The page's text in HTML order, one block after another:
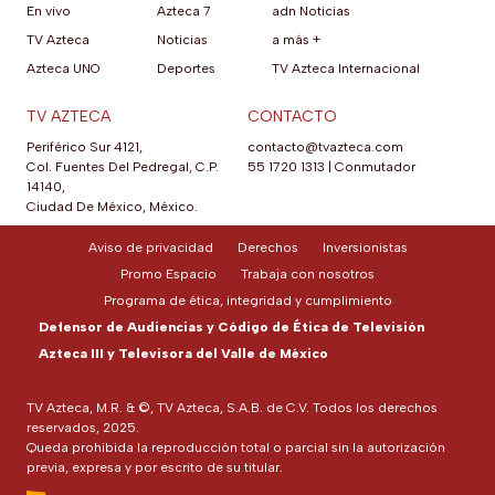
En vivo
TV Azteca
Azteca UNO
Azteca 7
Noticias
Deportes
adn Noticias
a más +
TV Azteca Internacional
TV AZTECA
Periférico Sur 4121,
Col. Fuentes Del Pedregal, C.P.
14140,
Ciudad De México, México.
CONTACTO
contacto@tvazteca.com
55 1720 1313
Conmutador
TV Azteca, M.R. & ©, TV Azteca, S.A.B. de C.V. Todos los derechos
reservados, 2025.
Queda prohibida la reproducción total o parcial sin la autorización
previa, expresa y por escrito de su titular.
Aviso de privacidad Derechos
Inversionistas
Promo Espacio
Trabaja con nosotros
Programa de ética, integridad y cumplimiento
Defensor de Audiencias y Código de Ética de Televisión
Azteca III y Televisora del Valle de México